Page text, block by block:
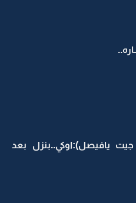
يافيصل):اوكي..بنزل بعد